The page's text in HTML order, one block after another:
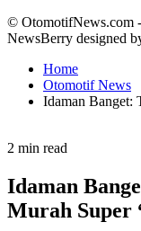
© OtomotifNews.com
NewsBerry designed
Home
Otomotif News
Idaman Banget:
Estimated
time
2 min read
Idaman
Murah Super